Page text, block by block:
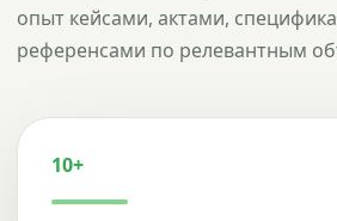
опыт кейсами, актами,
референсами по релевантным
10+